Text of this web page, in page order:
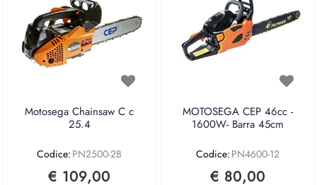
Motosega Chainsaw C c
25.4
Codice: PN2500-2B
€ 109,00
MOTOSEGA CEP 46cc -
1600W- Barra 45cm
Codice: PN4600-12
€ 80,00